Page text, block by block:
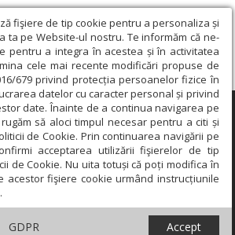
fişiere de tip cookie pentru a personaliza și
ta pe Website-ul nostru. Te informăm că ne-
pentru a integra în acestea și în activitatea
cele mai recente modificări propuse de
679 privind protecția persoanelor fizice în
datelor cu caracter personal și privind
date. Înainte de a continua navigarea pe
să aloci timpul necesar pentru a citi și
de Cookie. Prin continuarea navigării pe
acceptarea utilizării fişierelor de tip
de Cookie. Nu uita totuși că poți modifica în
acestor fişiere cookie urmând instrucțiunile
GDPR Accept
×